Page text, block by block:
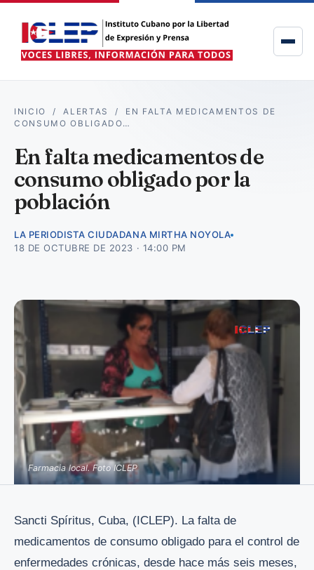
INICIO /ALERTAS / EN FALTA MEDICAMENTOS DE
CONSUMO OBLIGADO…
En falta medicamentos de
consumo obligado por la
población
LA PERIODISTA CIUDADANA MIRTHA NOYOLA
18 DE OCTUBRE DE 2023 · 14:00 PM
Farmacia local. Foto ICLEP
Sancti Spíritus, Cuba, (ICLEP). La falta de
medicamentos de consumo obligado para el control de
enfermedades crónicas, desde hace más seis meses,